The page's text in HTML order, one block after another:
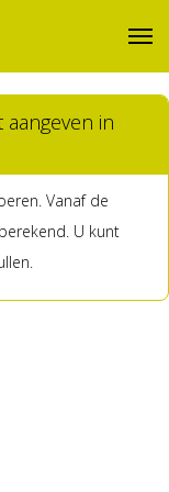
in
Vanaf de
U kunt